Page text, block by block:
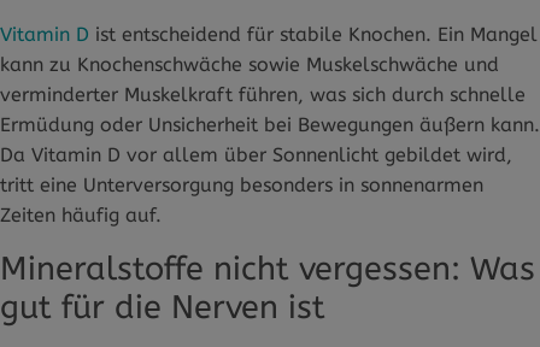
Vitamin D ist entscheidend für stabile Knochen. Ein Mangel
kann zu Knochenschwäche sowie Muskelschwäche und
verminderter Muskelkraft führen, was sich durch schnelle
Ermüdung oder Unsicherheit bei Bewegungen äußern kann.
Da Vitamin D vor allem über Sonnenlicht gebildet wird,
tritt eine Unterversorgung besonders in sonnenarmen
Zeiten häufig auf.
Mineralstoffe nicht vergessen: Was
gut für die Nerven ist